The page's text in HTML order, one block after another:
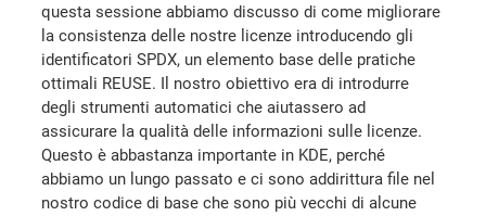
questa sessione abbiamo discusso di come migliorare
la consistenza delle nostre licenze introducendo gli
identificatori SPDX, un elemento base delle pratiche
ottimali REUSE. Il nostro obiettivo era di introdurre
degli strumenti automatici che aiutassero ad
assicurare la qualità delle informazioni sulle licenze.
Questo è abbastanza importante in KDE, perché
abbiamo un lungo passato e ci sono addirittura file nel
nostro codice di base che sono più vecchi di alcune